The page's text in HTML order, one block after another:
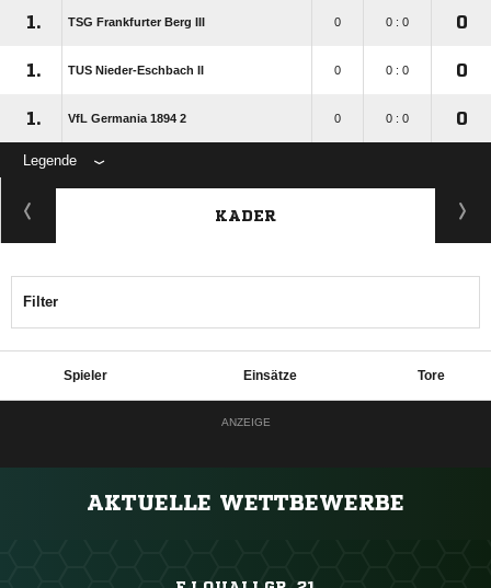
1. TSG Frankfurter Berg III 0 0 : 0 0
1. TUS Nieder-Eschbach II 0 0 : 0 0
1. VfL Germania 1894 2 0 0 : 0 0
Legende
KADER
Filter
Spieler Einsätze Tore
ANZEIGE
AKTUELLE WETTBEWERBE